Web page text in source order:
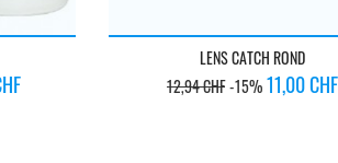
LENS CATCH ROND
Prix
de
12,94 CHF-15%Prix
11,00 CHF